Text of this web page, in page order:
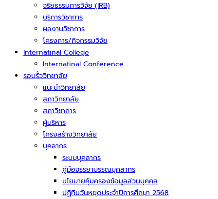
จริยธรรมการวิจัย (IRB)
บริการวิชาการ
ผลงานวิชาการ
โครงการ/กิจกรรมวิจัย
Internatinal College
Internatinal Conference
รอบรั้ววิทยาลัย
แนะนำวิทยาลัย
สภาวิทยาลัย
สภาวิชาการ
ผู้บริหาร
โครงสร้างวิทยาลัย
บุคลากร
ระบบบุคลากร
คู่มือจรรยาบรรณบุคลากร
นโยบายคุ้มครองข้อมูลส่วนบุคคล
ปฏิทินวันหยุดประจำปีการศึกษา 2568